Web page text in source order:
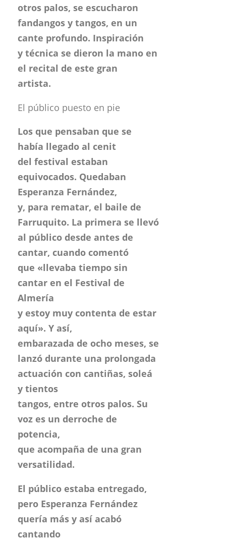
artista.
El público puesto en pie
Los que pensaban que se
había llegado al cenit
del festival estaban
equivocados. Quedaban
Esperanza Fernández,
y, para rematar, el baile de
Farruquito. La primera se llevó
al público desde antes de
cantar, cuando comentó
que «llevaba tiempo sin
cantar en el Festival de
Almería
y estoy muy contenta de estar
aquí». Y así,
embarazada de ocho meses, se
lanzó durante una prolongada
actuación con cantiñas, soleá
y tientos
tangos, entre otros palos. Su
voz es un derroche de
potencia,
que acompaña de una gran
versatilidad.
El público estaba entregado,
pero Esperanza Fernández
quería más y así acabó
cantando
público, entusiasmado,
le respondió con aplausos
puesto en pie. Esperanza
Fernández animó a todos los